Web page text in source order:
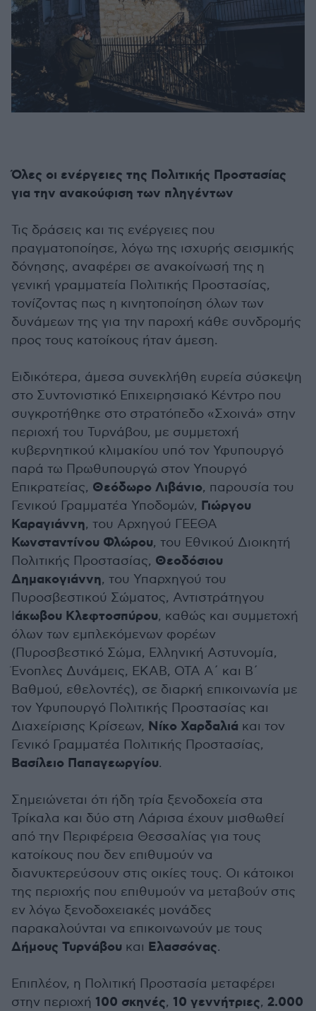
Όλες οι ενέργειες της Πολιτικής Προστασίας
για την ανακούφιση των πληγέντων
Τις δράσεις και τις ενέργειες που
πραγματοποίησε, λόγω της ισχυρής σεισμικής
δόνησης, αναφέρει σε ανακοίνωσή της η
γενική γραμματεία Πολιτικής Προστασίας,
τονίζοντας πως η κινητοποίηση όλων των
δυνάμεων της για την παροχή κάθε συνδρομής
προς τους κατοίκους ήταν άμεση.
Ειδικότερα, άμεσα συνεκλήθη ευρεία σύσκεψη
στο Συντονιστικό Επιχειρησιακό Κέντρο που
συγκροτήθηκε στο στρατόπεδο «Σχοινά» στην
περιοχή του Τυρνάβου, με συμμετοχή
κυβερνητικού κλιμακίου υπό τον Υφυπουργό
παρά τω Πρωθυπουργώ στον Υπουργό
Επικρατείας, Θεόδωρο Λιβάνιο, παρουσία του
Γενικού Γραμματέα Υποδομών, Γιώργου
Καραγιάννη, του Αρχηγού ΓΕΕΘΑ
Κωνσταντίνου Φλώρου, του Εθνικού Διοικητή
Πολιτικής Προστασίας, Θεοδόσιου
Δημακογιάννη, του Υπαρχηγού του
Πυροσβεστικού Σώματος, Αντιστράτηγου
Ιάκωβου Κλεφτοσπύρου, καθώς και συμμετοχή
όλων των εμπλεκόμενων φορέων
(Πυροσβεστικό Σώμα, Ελληνική Αστυνομία,
Ένοπλες Δυνάμεις, ΕΚΑΒ, ΟΤΑ Α΄ και Β΄
Βαθμού, εθελοντές), σε διαρκή επικοινωνία με
τον Υφυπουργό Πολιτικής Προστασίας και
Διαχείρισης Κρίσεων, Νίκο Χαρδαλιά και τον
Γενικό Γραμματέα Πολιτικής Προστασίας,
Βασίλειο Παπαγεωργίου.
Σημειώνεται ότι ήδη τρία ξενοδοχεία στα
Τρίκαλα και δύο στη Λάρισα έχουν μισθωθεί
από την Περιφέρεια Θεσσαλίας για τους
κατοίκους που δεν επιθυμούν να
διανυκτερεύσουν στις οικίες τους. Οι κάτοικοι
της περιοχής που επιθυμούν να μεταβούν στις
εν λόγω ξενοδοχειακές μονάδες
παρακαλούνται να επικοινωνούν με τους
Δήμους Τυρνάβου και Ελασσόνας.
Επιπλέον, η Πολιτική Προστασία μεταφέρει
στην περιοχή 100 σκηνές, 10 γεννήτριες, 2.000